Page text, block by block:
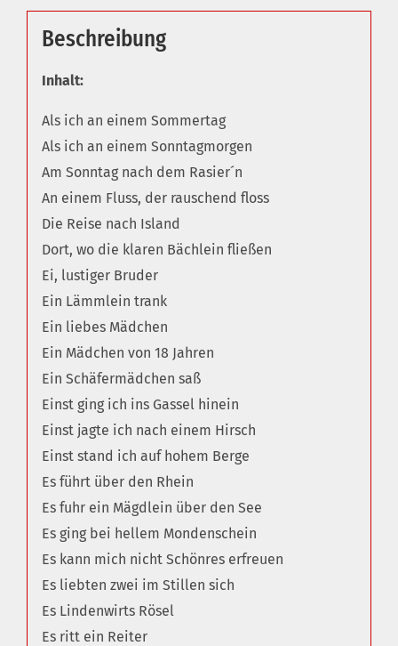
Beschreibung
Inhalt:
Als ich an einem Sommertag
Als ich an einem Sonntagmorgen
Am Sonntag nach dem Rasier´n
An einem Fluss, der rauschend floss
Die Reise nach Island
Dort, wo die klaren Bächlein fließen
Ei, lustiger Bruder
Ein Lämmlein trank
Ein liebes Mädchen
Ein Mädchen von 18 Jahren
Ein Schäfermädchen saß
Einst ging ich ins Gassel hinein
Einst jagte ich nach einem Hirsch
Einst stand ich auf hohem Berge
Es führt über den Rhein
Es fuhr ein Mägdlein über den See
Es ging bei hellem Mondenschein
Es kann mich nicht Schönres erfreuen
Es liebten zwei im Stillen sich
Es Lindenwirts Rösel
Es ritt ein Reiter